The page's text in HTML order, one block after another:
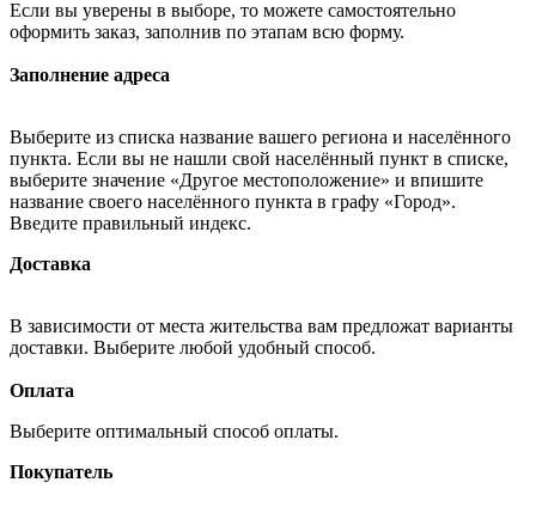
Если вы уверены в выборе, то можете самостоятельно
оформить заказ, заполнив по этапам всю форму.
Заполнение адреса
Выберите из списка название вашего региона и населённого
пункта. Если вы не нашли свой населённый пункт в списке,
выберите значение «Другое местоположение» и впишите
название своего населённого пункта в графу «Город».
Введите правильный индекс.
Доставка
В зависимости от места жительства вам предложат варианты
доставки. Выберите любой удобный способ.
Оплата
Выберите оптимальный способ оплаты.
Покупатель